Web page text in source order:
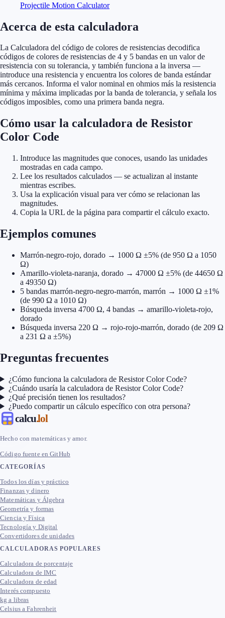
Projectile Motion Calculator
Acerca de esta calculadora
La Calculadora del código de colores de resistencias decodifica
códigos de colores de resistencias de 4 y 5 bandas en un valor de
resistencia con su tolerancia, y también funciona a la inversa —
introduce una resistencia y encuentra los colores de banda estándar
más cercanos. Informa el valor nominal en ohmios más la resistencia
mínima y máxima implicadas por la banda de tolerancia, y señala los
códigos imposibles, como una primera banda negra.
Cómo usar la calculadora de Resistor
Color Code
Introduce las magnitudes que conoces, usando las unidades
mostradas en cada campo.
Lee los resultados calculados — se actualizan al instante
mientras escribes.
Usa la explicación visual para ver cómo se relacionan las
magnitudes.
Copia la URL de la página para compartir el cálculo exacto.
Ejemplos comunes
Marrón-negro-rojo, dorado → 1000 Ω ±5% (de 950 Ω a 1050
Ω)
Amarillo-violeta-naranja, dorado → 47000 Ω ±5% (de 44650 Ω
a 49350 Ω)
5 bandas marrón-negro-negro-marrón, marrón → 1000 Ω ±1%
(de 990 Ω a 1010 Ω)
Búsqueda inversa 4700 Ω, 4 bandas → amarillo-violeta-rojo,
dorado
Búsqueda inversa 220 Ω → rojo-rojo-marrón, dorado (de 209 Ω
a 231 Ω a ±5%)
Preguntas frecuentes
¿Cómo funciona la calculadora de Resistor Color Code?
¿Cuándo usaría la calculadora de Resistor Color Code?
¿Qué precisión tienen los resultados?
¿Puedo compartir un cálculo específico con otra persona?
calcu.lol
Hecho con matemáticas y amor.
Código fuente en GitHub
CATEGORÍAS
Todos los días y práctico
Finanzas y dinero
Matemáticas y Álgebra
Geometría y formas
Ciencia y Física
Tecnología y Digital
Convertidores de unidades
CALCULADORAS POPULARES
Calculadora de porcentaje
Calculadora de IMC
Calculadora de edad
Interés compuesto
kg a libras
Celsius a Fahrenheit